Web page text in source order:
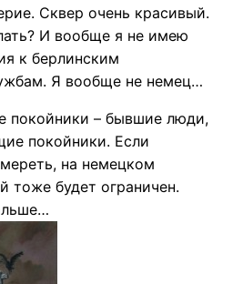
Сквер очень красивый.
И вообще я не имею
к берлинским
Я вообще не немец…
покойники – бывшие люди,
покойники. Если
на немецком
тоже будет ограничен.